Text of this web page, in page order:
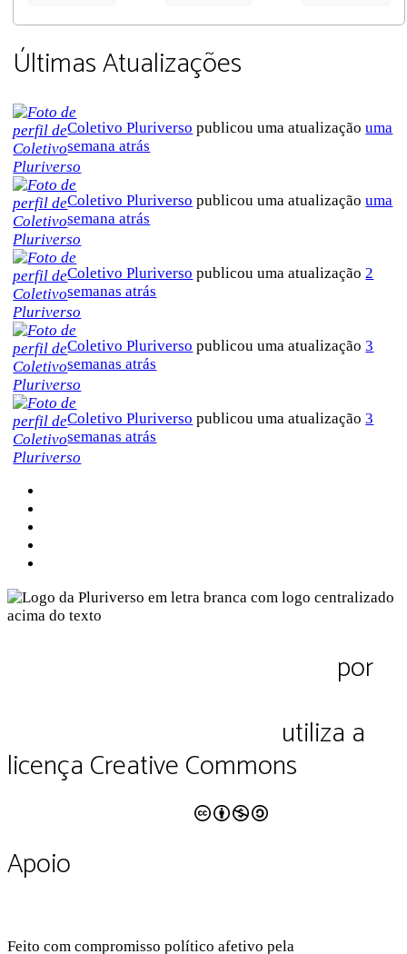
Últimas Atualizações
Coletivo Pluriverso publicou uma atualizaçãouma
semana atrás
Coletivo Pluriverso publicou uma atualizaçãouma
semana atrás
Coletivo Pluriverso publicou uma atualização2
semanas atrás
Coletivo Pluriverso publicou uma atualização3
semanas atrás
Coletivo Pluriverso publicou uma atualização3
semanas atrás
por
utiliza a
licença Creative Commons
Apoio
Feito com compromisso político afetivo pela